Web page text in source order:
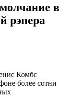
в
рэпера
Комбс
более сотни